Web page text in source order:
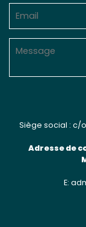
Siège social : c/
Adresse de
E: